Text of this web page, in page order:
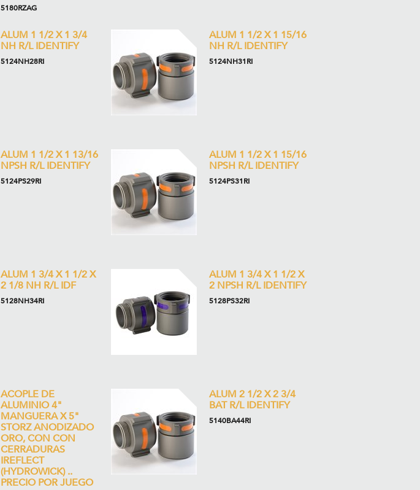
5180RZAG
ALUM 1 1/2 X 1 3/4
NH R/L IDENTIFY
5124NH28RI
ALUM 1 1/2 X 1 15/16
NH R/L IDENTIFY
5124NH31RI
ALUM 1 1/2 X 1 13/16
NPSH R/L IDENTIFY
5124PS29RI
ALUM 1 1/2 X 1 15/16
NPSH R/L IDENTIFY
5124PS31RI
ALUM 1 3/4 X 1 1/2 X
2 1/8 NH R/L IDF
5128NH34RI
ALUM 1 3/4 X 1 1/2 X
2 NPSH R/L IDENTIFY
5128PS32RI
ACOPLE DE
ALUMINIO 4"
MANGUERA X 5"
STORZ ANODIZADO
ORO, CON CON
CERRADURAS
IREFLECT
(HYDROWICK) ..
PRECIO POR JUEGO
ALUM 2 1/2 X 2 3/4
BAT R/L IDENTIFY
5140BA44RI